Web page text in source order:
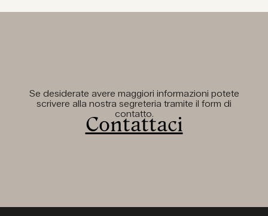
Se desiderate avere maggiori informazioni potete
scrivere alla nostra segreteria tramite il form di
contatto.
Contattaci